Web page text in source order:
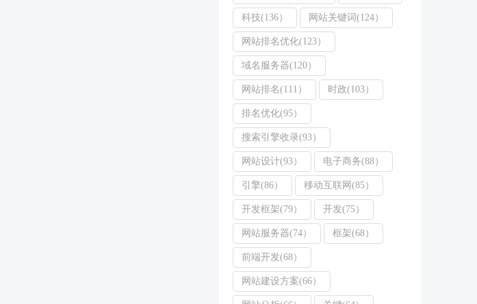
科技(136） 网站关键词(124）
网站排名优化(123）
域名服务器(120）
网站排名(111） 时政(103）
排名优化(95）
搜索引擎收录(93）
网站设计(93） 电子商务(88）
引擎(86） 移动互联网(85）
开发框架(79） 开发(75）
网站服务器(74） 框架(68）
前端开发(68）
网站建设方案(66）